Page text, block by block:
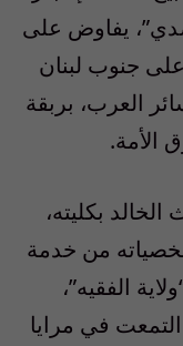
يفاوض على
جنوب لبنان
العرب، بربقة
الأمة.
بكليته،
من خدمة
الفقيه”،
في مرايا